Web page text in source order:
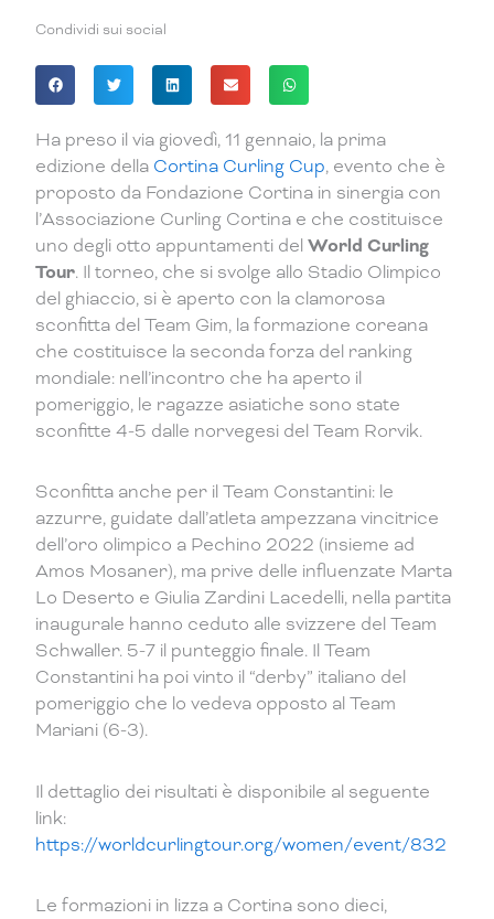
Condividi sui social
Ha preso il via giovedì, 11 gennaio, la prima
edizione della Cortina Curling Cup, evento che è
proposto da Fondazione Cortina in sinergia con
l’Associazione Curling Cortina e che costituisce
uno degli otto appuntamenti delWorld Curling
Tour. Il torneo, che si svolge allo Stadio Olimpico
del ghiaccio, si è aperto con la clamorosa
sconfitta del Team Gim, la formazione coreana
che costituisce la seconda forza del ranking
mondiale: nell’incontro che ha aperto il
pomeriggio, le ragazze asiatiche sono state
sconfitte 4-5 dalle norvegesi del Team Rorvik.
Sconfitta anche per il Team Constantini: le
azzurre, guidate dall’atleta ampezzana vincitrice
dell’oro olimpico a Pechino 2022 (insieme ad
Amos Mosaner), ma prive delle influenzate Marta
Lo Deserto e Giulia Zardini Lacedelli, nella partita
inaugurale hanno ceduto alle svizzere del Team
Schwaller. 5-7 il punteggio finale. Il Team
Constantini ha poi vinto il “derby” italiano del
pomeriggio che lo vedeva opposto al Team
Mariani (6-3).
Il dettaglio dei risultati è disponibile al seguente
link:
https://worldcurlingtour.org/women/event/832
Le formazioni in lizza a Cortina sono dieci,